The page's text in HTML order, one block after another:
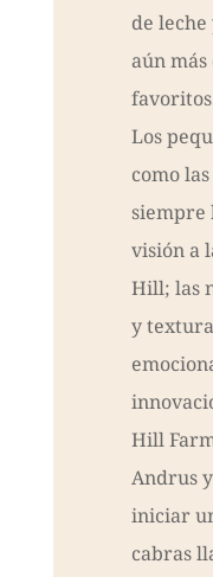
de
aún
Los
como
siempre
visión a
Hill; las
y
Hill
Andrus
iniciar
cabras